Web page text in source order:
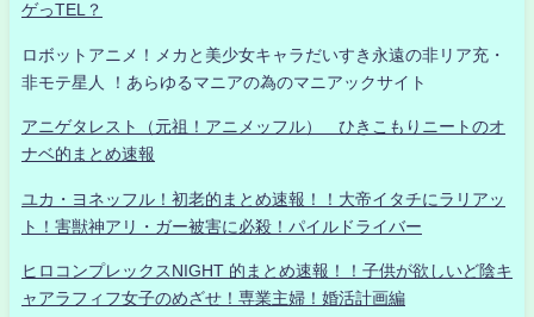
ゲっTEL？
ロボットアニメ！メカと美少女キャラだいすき永遠の非リア充・
非モテ星人 ！あらゆるマニアの為のマニアックサイト
アニゲタレスト（元祖！アニメッフル） ひきこもりニートのオ
ナベ的まとめ速報
ユカ・ヨネッフル！初老的まとめ速報！！大帝イタチにラリアッ
ト！害獣神アリ・ガー被害に必殺！パイルドライバー
ヒロコンプレックスNIGHT 的まとめ速報！！子供が欲しいど陰キ
ャアラフィフ女子のめざせ！専業主婦！婚活計画編